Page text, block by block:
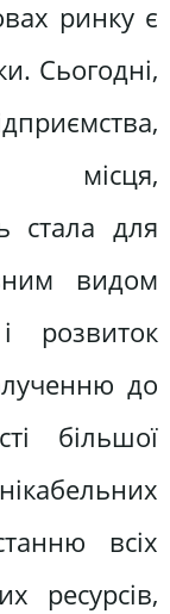
ринку є
Сьогодні,
місця,
стала для
видом
розвиток
до
більшої
всіх
ресурсів,